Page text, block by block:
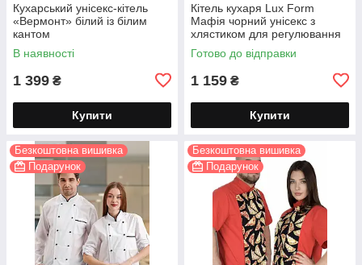
Кухарський унісекс-кітель
«Вермонт» білий із білим
кантом
В наявності
1 399 ₴
Купити
Кітель кухаря Lux Form
Мафія чорний унісекс з
хлястиком для регулювання
довжини рукава
Готово до відправки
1 159 ₴
Купити
Безкоштовна вишивка
Подарунок
Безкоштовна вишивка
Подарунок